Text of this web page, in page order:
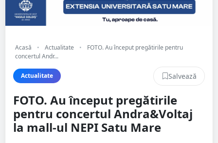
Acasă • Actualitate •
FOTO. Au început pregătirile pentru
concertul Andr...
Actualitate Salvează
FOTO. Au început pregătirile
pentru concertul Andra&Voltaj
la mall-ul NEPI Satu Mare